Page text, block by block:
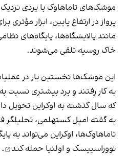
پرواز در ارتفاع پایین، ابزار مؤثری
مانند پالایشگاه‌ها، پایگاه‌های
خاک روسیه تلقی می‌شوند.
به کار رفتند و برد بیشتری نسبت
که سال گذشته به اوکراین تحویل
به گفته امیل کستهلمی، تحلیلگر
تاماهاوک‌ها، اوکراین می‌تواند به
نووراسییسک و اولنیا حمله کند
.